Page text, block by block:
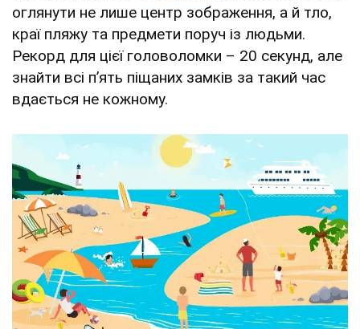
оглянути не лише центр зображення, а й тло,
краї пляжу та предмети поруч із людьми.
Рекорд для цієї головоломки – 20 секунд, але
знайти всі п’ять піщаних замків за такий час
вдається не кожному.